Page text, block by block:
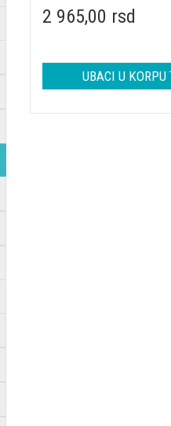
2 965,00 rsd
UBACI U KORPU